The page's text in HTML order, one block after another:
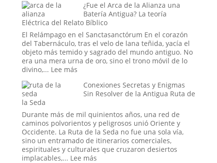
Estadounidense
Efecto
Placebo
en
Masa:
Cuando
la
Fe
la
Realidad
¿Fue el Arca de la Alianza una
Batería Antigua? La teoría
Eléctrica del Relato Bíblico
El Relámpago en el Sanctasanctórum En el corazón
del Tabernáculo, tras el velo de lana teñida, yacía el
objeto más temido y sagrado del mundo antiguo. No
era una mera urna de oro, sino el trono móvil de lo
divino,... Lee más:
Arca
la
Alianza
una
Batería
Antigua?
La
Conexiones Secretas y Enigmas
Sin Resolver de la Antigua Ruta de
la Seda
Durante más de mil quinientos años, una red de
caminos polvorientos y peligrosos unió Oriente y
Occidente. La Ruta de la Seda no fue una sola vía,
sino un entramado de itinerarios comerciales,
espirituales y culturales que cruzaron desiertos
implacables,... Lee más: